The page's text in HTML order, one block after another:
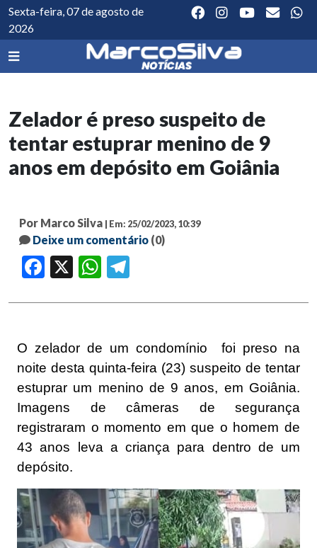
Sexta-feira, 07 de agosto de
2026
Zelador é preso suspeito de
tentar estuprar menino de 9
anos em depósito em Goiânia
Por Marco Silva | Em: 25/02/2023, 10:39
Deixe um comentário (0)
Facebook WhatsApp
O zelador de um condomínio foi preso na
noite desta quinta-feira (23) suspeito de tentar
estuprar um menino de 9 anos, em Goiânia.
Imagens de câmeras de segurança
registraram o momento em que o homem de
43 anos leva a criança para dentro de um
depósito.